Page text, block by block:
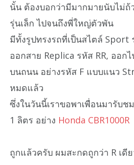
นั้น ต้องบอกว่ามีมากมายนับไม่ถ้
รุ่นเล็ก ไปจนถึงพี่ใหญ่ตัวพัน
มีทั้งรูปทรงรถที่เป็นสไตล์ Sport
ออกสาย Replica รหัส RR, ออก
บนถนน อย่างรหัส F แบบแนว
หมดแล้ว
ซึ่งในวันนี้เราขอพาเพื่อนมารับ
1 ลิตร อย่าง Honda CBR1000R
ถูกแล้วครับ ผมสะกดถูกว่า R เดีย